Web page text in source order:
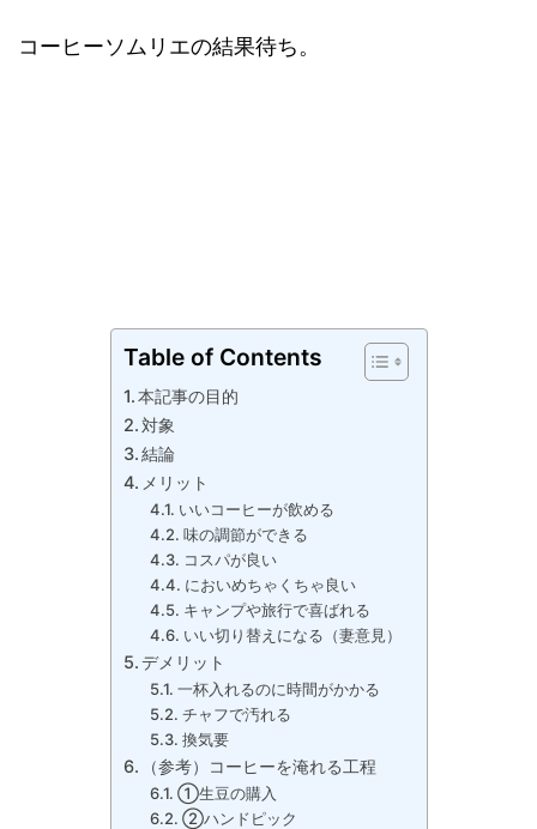
コーヒーソムリエの結果待ち。
Table of Contents
本記事の目的
対象
結論
メリット
いいコーヒーが飲める
味の調節ができる
コスパが良い
においめちゃくちゃ良い
キャンプや旅行で喜ばれる
いい切り替えになる（妻意見）
デメリット
一杯入れるのに時間がかかる
チャフで汚れる
換気要
（参考）コーヒーを淹れる工程
①生豆の購入
②ハンドピック